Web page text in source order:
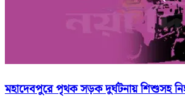
মহাদেবপুরে পৃথক সড়ক দুর্ঘটনায় শিশুসহ